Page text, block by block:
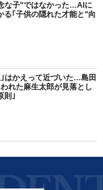
な子"ではなかった…AIに
る｢子供の隠れた才能と"向
はかえって近づいた…島田
れた麻生太郎が見落とし
則｣